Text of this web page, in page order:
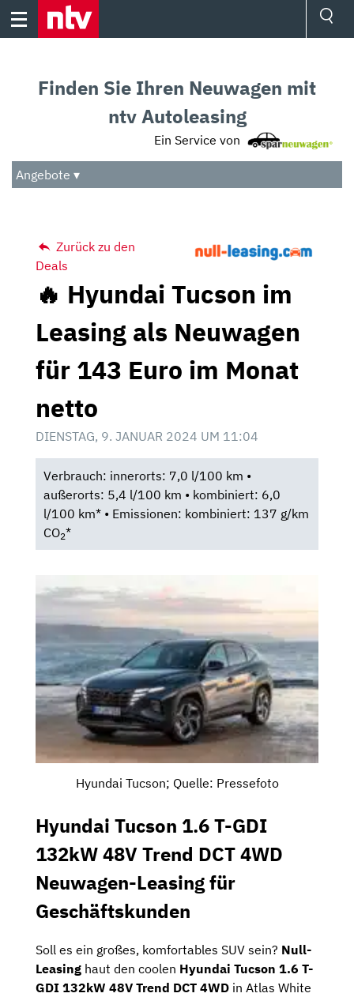
Skip
Audio
Das Beste
Finden Sie Ihren Neuwagen mit
ntv Autoleasing
Ein Service von
Angebote ▾
Zurück zu den
Deals
🔥 Hyundai Tucson im
Leasing als Neuwagen
für 143 Euro im Monat
netto
DIENSTAG, 9. JANUAR 2024 UM 11:04
Verbrauch: innerorts: 7,0 l/100 km •
außerorts: 5,4 l/100 km • kombiniert: 6,0
l/100 km* • Emissionen: kombiniert: 137 g/km
CO2*
Hyundai Tucson; Quelle: Pressefoto
Hyundai Tucson 1.6 T-GDI
132kW 48V Trend DCT 4WD
Neuwagen-Leasing für
Geschäftskunden
Soll es ein großes, komfortables SUV sein? Null-
Leasing haut den coolen Hyundai Tucson 1.6 T-
GDI 132kW 48V Trend DCT 4WD in Atlas White